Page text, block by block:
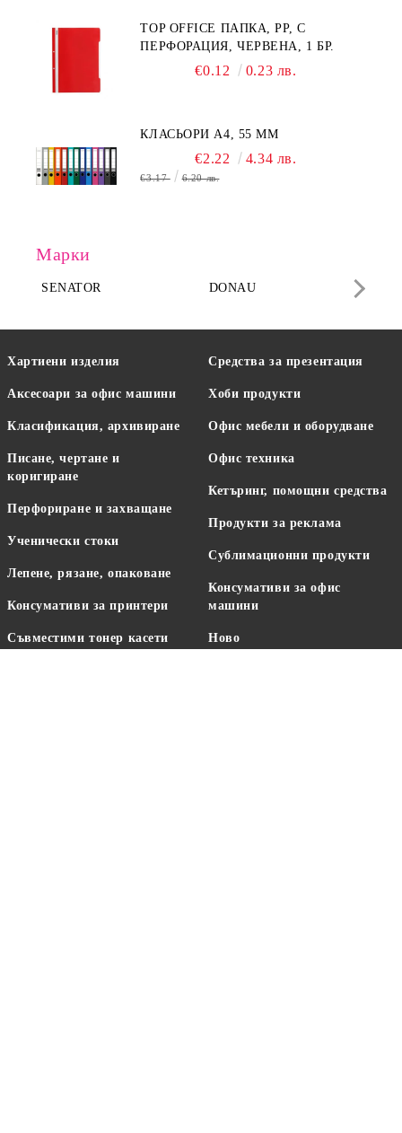
TOP OFFICE ПАПКА, PP, С
ПЕРФОРАЦИЯ, ЧЕРВЕНА, 1 БР.
€0.12 0.23 лв.
КЛАСЬОРИ А4, 55 MM
€2.22 4.34 лв.
€3.17 6.20 лв.
Марки
SENATOR DONAU
Хартиени изделия
Аксесоари за офис машини
Класификация, архивиране
Писане, чертане и
коригиране
Перфориране и захващане
Ученически стоки
Лепене, рязане, опаковане
Консумативи за принтери
Съвместими тонер касети
Средства за презентация
Хоби продукти
Офис мебели и оборудване
Офис техника
Кетъринг, помощни средства
Продукти за реклама
Сублимационни продукти
Консумативи за офис
машини
Ново